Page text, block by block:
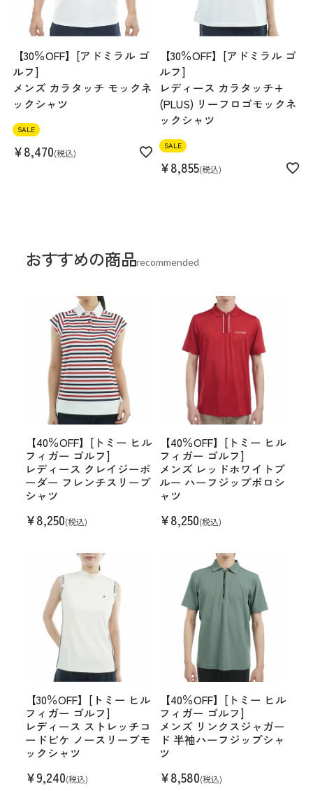
【30％OFF】[アドミラル ゴ
ルフ]
メンズ カラタッチ モックネ
ックシャツ
SALE
¥8,470 税込
【30％OFF】[アドミラル ゴ
ルフ]
レディース カラタッチ+
(PLUS) リーフロゴモックネ
ックシャツ
SALE
¥8,855 税込
おすすめの商品recommended
【40％OFF】[トミー ヒル
フィガー ゴルフ]
レディース クレイジーボ
ーダー フレンチスリーブ
シャツ
¥8,250(税込)
【40％OFF】[トミー ヒル
フィガー ゴルフ]
メンズ レッドホワイトブ
ルー ハーフジップポロシ
ャツ
¥8,250(税込)
【30％OFF】[トミー ヒル
フィガー ゴルフ]
レディース ストレッチコ
ードピケ ノースリーブモ
ックシャツ
¥9,240(税込)
【40％OFF】[トミー ヒル
フィガー ゴルフ]
メンズ リンクスジャガー
ド 半袖ハーフジップシャ
ツ
¥8,580(税込)